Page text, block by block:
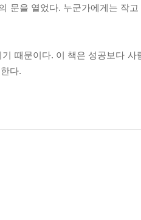
문을 열었다. 누군가에게는 작
때문이다. 이 책은 성공보다 사
다.